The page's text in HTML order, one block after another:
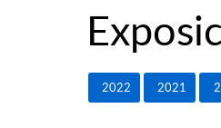
2022 2021